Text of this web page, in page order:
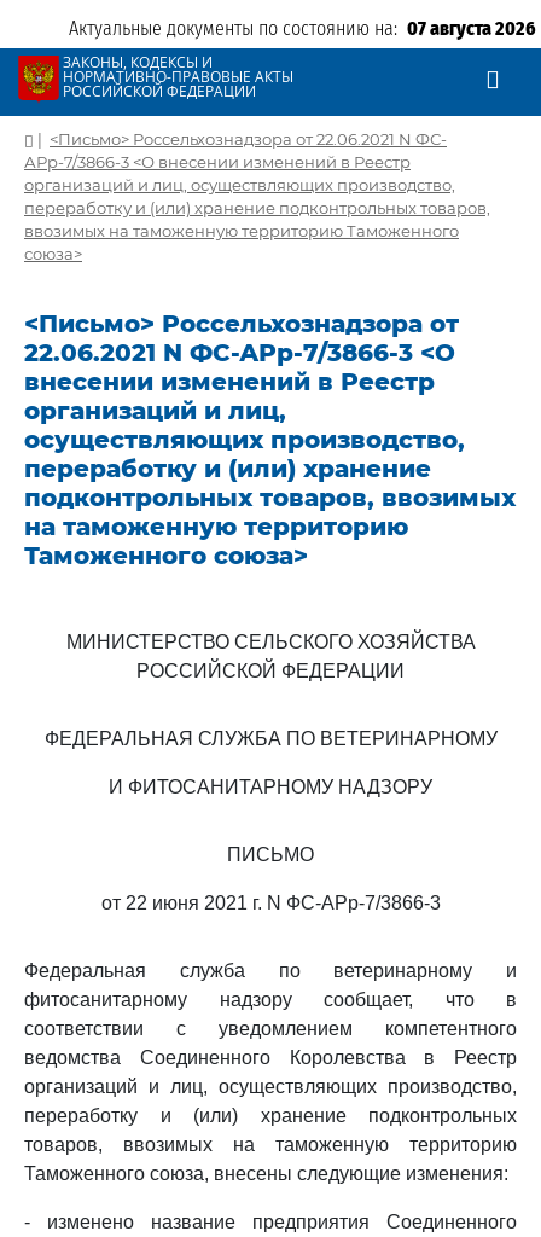
Актуальные документы по состоянию на: 07 августа 2026
ЗАКОНЫ, КОДЕКСЫ И
НОРМАТИВНО-ПРАВОВЫЕ АКТЫ
РОССИЙСКОЙ ФЕДЕРАЦИИ
| <Письмо> Россельхознадзора от 22.06.2021 N ФС-
АРр-7/3866-3 <О внесении изменений в Реестр
организаций и лиц, осуществляющих производство,
переработку и (или) хранение подконтрольных товаров,
ввозимых на таможенную территорию Таможенного
союза>
<Письмо> Россельхознадзора от
22.06.2021 N ФС-АРр-7/3866-3 <О
внесении изменений в Реестр
организаций и лиц,
осуществляющих производство,
переработку и (или) хранение
подконтрольных товаров, ввозимых
на таможенную территорию
Таможенного союза>
МИНИСТЕРСТВО СЕЛЬСКОГО ХОЗЯЙСТВА
РОССИЙСКОЙ ФЕДЕРАЦИИ
ФЕДЕРАЛЬНАЯ СЛУЖБА ПО ВЕТЕРИНАРНОМУ
И ФИТОСАНИТАРНОМУ НАДЗОРУ
ПИСЬМО
от 22 июня 2021 г. N ФС-АРр-7/3866-3
Федеральная служба по ветеринарному и
фитосанитарному надзору сообщает, что в
соответствии с уведомлением компетентного
ведомства Соединенного Королевства в Реестр
организаций и лиц, осуществляющих производство,
переработку и (или) хранение подконтрольных
товаров, ввозимых на таможенную территорию
Таможенного союза, внесены следующие изменения:
- изменено название предприятия Соединенного